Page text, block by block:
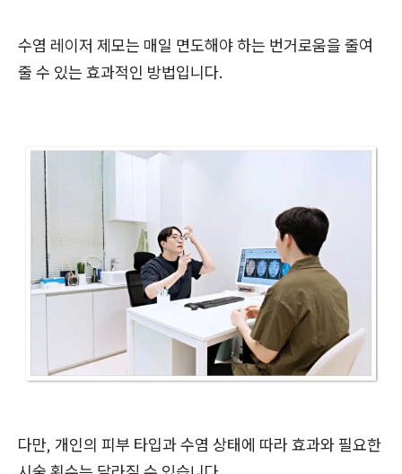
수염 레이저 제모는 매일 면도해야 하는 번거로움을 줄여
줄 수 있는 효과적인 방법입니다.
다만, 개인의 피부 타입과 수염 상태에 따라 효과와 필요한